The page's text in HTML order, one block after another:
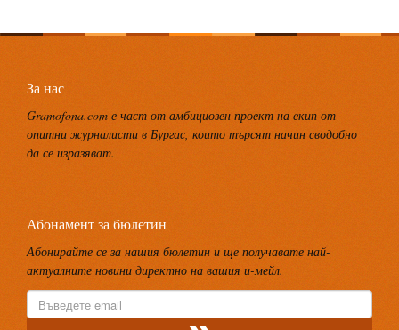
За нас
Gramofona.com е част от амбициозен проект на екип от
опитни журналисти в Бургас, които търсят начин сводобно
да се изразяват.
Абонамент за бюлетин
Абонирайте се за нашия бюлетин и ще получавате най-
актуалните новини директно на вашия и-мейл.